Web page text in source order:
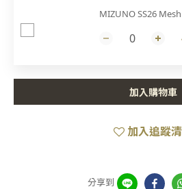
MIZUNO SS26
加入購物車
加入追蹤
分享到